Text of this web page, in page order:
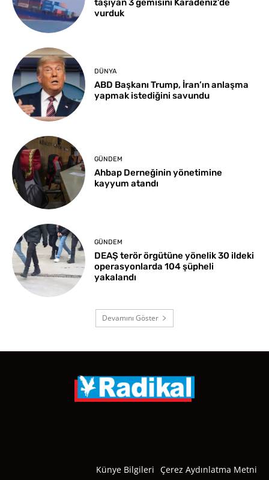
vurduk
DÜNYA
ABD Başkanı Trump, İran’ın anlaşma
yapmak istediğini savundu
GÜNDEM
Ahbap Derneğinin yönetimine
kayyum atandı
GÜNDEM
DEAŞ terör örgütüne yönelik 30 ildeki
operasyonlarda 104 şüpheli
yakalandı
Devamını Göster
Künye Bilgileri Çerez Aydınlatma Metni